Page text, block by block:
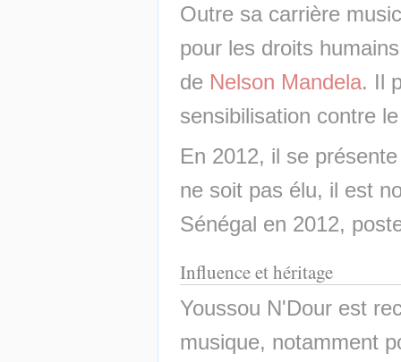
Outre sa carrière
pour les droits
de Nelson Mandela. Il
sensibilisation contre
En 2012, il se
ne soit pas élu, il est
Sénégal en 2012,
Influence et héritage
Youssou N'Dour est
musique, notamment